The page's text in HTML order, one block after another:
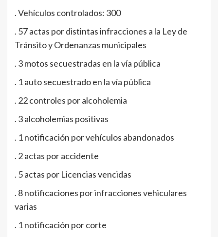
. Vehículos controlados: 300
. 57 actas por distintas infracciones a la Ley de
Tránsito y Ordenanzas municipales
. 3 motos secuestradas en la vía pública
. 1 auto secuestrado en la vía pública
. 22 controles por alcoholemia
. 3 alcoholemias positivas
. 1 notificación por vehículos abandonados
. 2 actas por accidente
. 5 actas por Licencias vencidas
. 8 notificaciones por infracciones vehiculares
varias
. 1 notificación por corte